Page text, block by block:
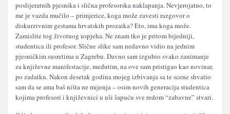
poslijeratnih pjesnika i slična profesorska naklapanja. Nevjerojatno, to
me je vazda mučilo – primjerice, koga može zavesti razgovor o
diskurzivnim gestama hrvatskih prozaika? Eto, ima koga može.
Zamislite tog životnog uspjeha. Ne znam tko je pritom bijedniji,
studentica ili profesor. Slične slike sam nedavno vidio na jednim
pjesničkim susretima u Zagrebu. Davno sam izgubio svako zanimanje
za književne manifestacije, međutim, na ove sam pristigao kao novinar,
po zadatku. Nakon desetak godina mojeg izbivanja sa te scene shvatio
sam da se ama baš ništa ne mijenja – osim novih generacija studentica
kojima profesori i književnici u uši šapuću sve redom “zabavne” stvari.